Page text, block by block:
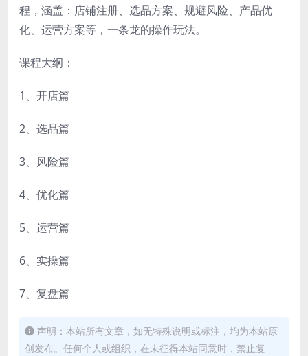
程，涵盖：店铺注册、选品方案、规避风险、产品优
化、运营方案等，一条龙的操作玩法。
课程大纲：
1、开店篇
2、选品篇
3、风险篇
4、优化篇
5、运营篇
6、实操篇
7、复盘篇
声明：本站所有文章，如无特殊说明或标注，均为本站原
创发布。任何个人或组织，在未征得本站同意时，禁止复